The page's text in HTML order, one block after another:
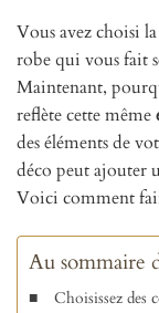
Vous avez choisi la
robe qui vous fait
Maintenant,
reflète cette même
des éléments de
déco peut ajouter
Voici comment
Au sommaire
Choisissez des